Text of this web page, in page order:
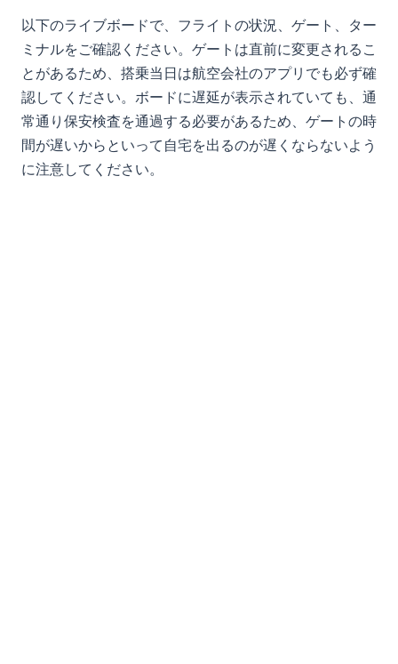
以下のライブボードで、フライトの状況、ゲート、ター
ミナルをご確認ください。ゲートは直前に変更されるこ
とがあるため、搭乗当日は航空会社のアプリでも必ず確
認してください。ボードに遅延が表示されていても、通
常通り保安検査を通過する必要があるため、ゲートの時
間が遅いからといって自宅を出るのが遅くならないよう
に注意してください。